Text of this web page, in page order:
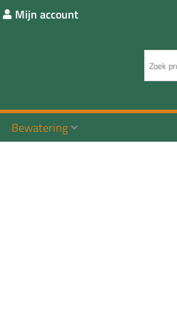
Mijn account
Bewatering